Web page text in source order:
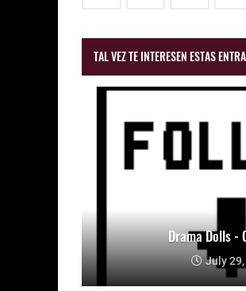
TAL VEZ TE INTERESEN ESTAS
Drama Dolls -
July